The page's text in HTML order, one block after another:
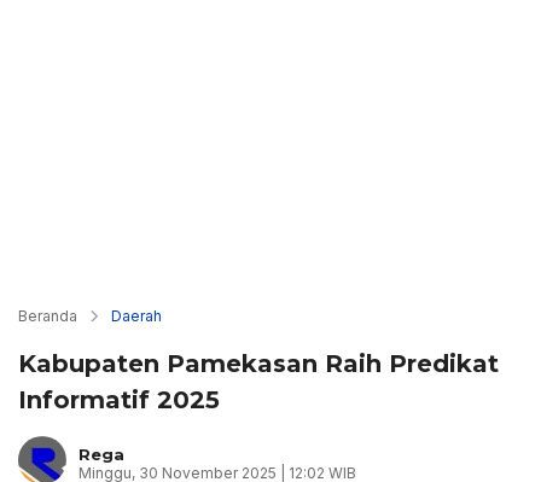
Beranda Daerah
Kabupaten Pamekasan Raih Predikat
Informatif 2025
Rega
Minggu, 30 November 2025 | 12:02 WIB